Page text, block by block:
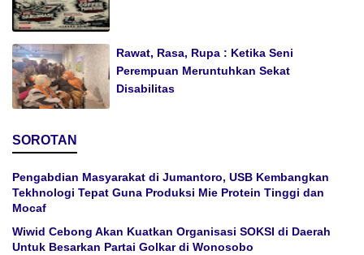
Rawat, Rasa, Rupa : Ketika Seni
Perempuan Meruntuhkan Sekat
Disabilitas
SOROTAN
Pengabdian Masyarakat di Jumantoro, USB Kembangkan
Tekhnologi Tepat Guna Produksi Mie Protein Tinggi dan
Mocaf
Wiwid Cebong Akan Kuatkan Organisasi SOKSI di Daerah
Untuk Besarkan Partai Golkar di Wonosobo